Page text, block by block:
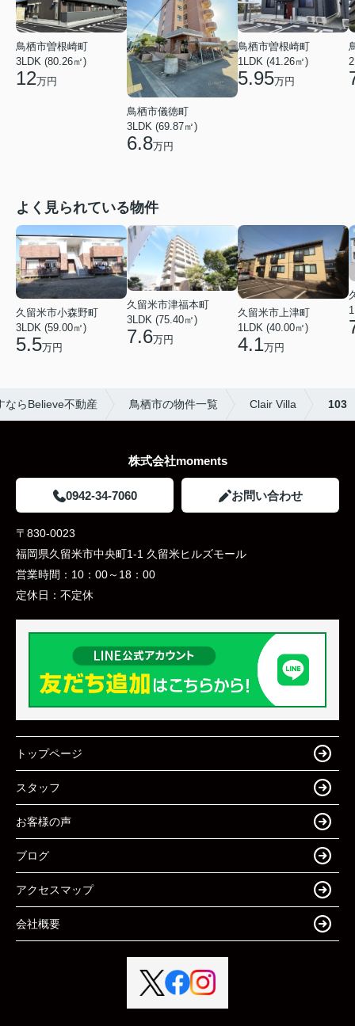
鳥栖市曽根崎町
3LDK (80.26㎡)
12万円
鳥栖市儀徳町
3LDK (69.87㎡)
6.8万円
鳥栖市曽根崎町
1LDK (41.26㎡)
5.95万円
よく見られている物件
久留米市小森野町
3LDK (59.00㎡)
5.5万円
久留米市津福本町
3LDK (75.40㎡)
7.6万円
久留米市上津町
1LDK (40.00㎡)
4.1万円
ならBelieve不動産 鳥栖市の物件一覧 Clair Villa 103
株式会社moments
0942-34-7060 お問い合わせ
〒830-0023
福岡県久留米市中央町1-1 久留米ヒルズモール
営業時間： 10：00～18：00
定休日： 不定休
トップページ
スタッフ
お客様の声
ブログ
アクセスマップ
会社概要